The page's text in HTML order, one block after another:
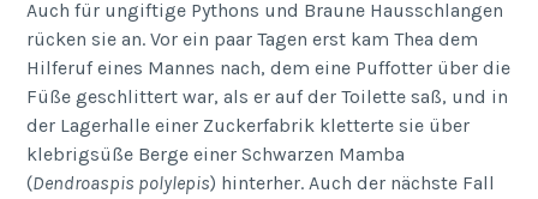
Auch für ungiftige Pythons und Braune Hausschlangen
rücken sie an. Vor ein paar Tagen erst kam Thea dem
Hilferuf eines Mannes nach, dem eine Puffotter über die
Füße geschlittert war, als er auf der Toilette saß, und in
der Lagerhalle einer Zuckerfabrik kletterte sie über
klebrigsüße Berge einer Schwarzen Mamba
(Dendroaspis polylepis) hinterher. Auch der nächste Fall